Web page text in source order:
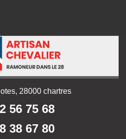
28000 chartres
56 75 68
38 67 80